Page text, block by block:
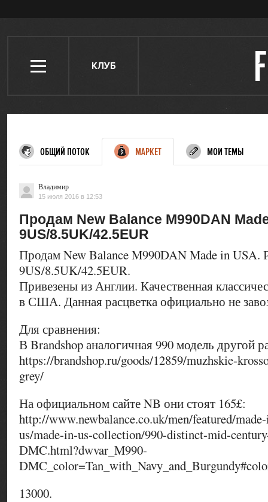
КЛУБ
ОБЩИЙ ПОТОК МАРКЕТ МОИ ТЕМЫ
Владимир
15 июля 2016 в 12:53
Продам New Balance M990DAN
9US/8.5UK/42.5EUR
Продам New Balance M990DAN Made in USA.
9US/8.5UK/42.5EUR.
Привезены из Англии. Качественная
в США. Данная расцветка официально не
Для сравнения:
В Brandshop аналогичная 990 модель другой
https://brandshop.ru/goods/12859/muzhskie-
grey/
На официальном сайте NB они стоят 165£:
http://www.newbalance.co.uk/men/featured/
us/made-in-us-collection/990-distinct-mid-
DMC.html?dwvar_M990-
13000.